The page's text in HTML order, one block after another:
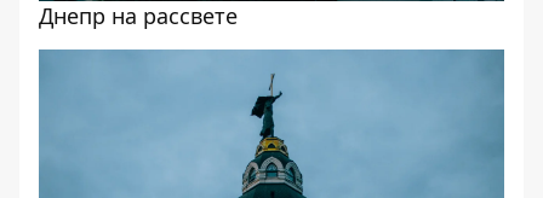
Днепр на рассвете